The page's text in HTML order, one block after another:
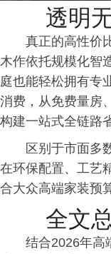
透明
真正的高性价
木作依托规模化智
庭也能轻松拥有专
消费，从免费量房
构建一站式全链路
区别于市面多
在环保配置、工艺
合大众高端家装预
全文
结合2026年高